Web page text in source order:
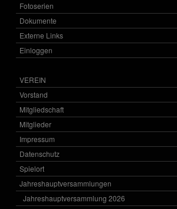
Fotoserien
Dokumente
Externe Links
Einloggen
VEREIN
Vorstand
Mitgliedschaft
Mitglieder
Impressum
Datenschutz
Spielort
Jahreshauptversammlungen
Jahreshauptversammlung 2026